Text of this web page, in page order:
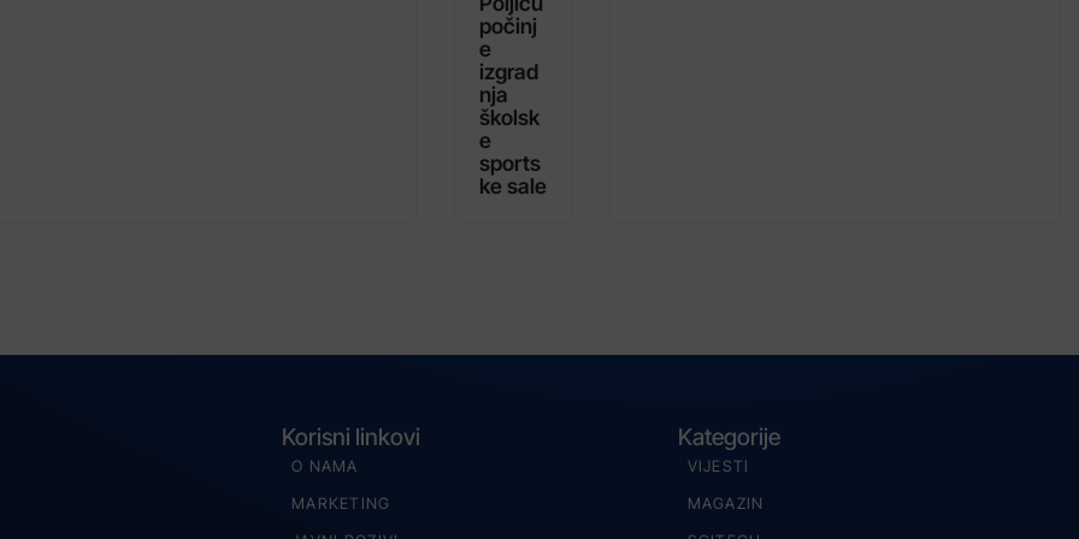
počinj
e
izgrad
nja
školsk
e
sports
ke sale
Korisni linkovi
O NAMA
MARKETING
Kategorije
VIJESTI
MAGAZIN